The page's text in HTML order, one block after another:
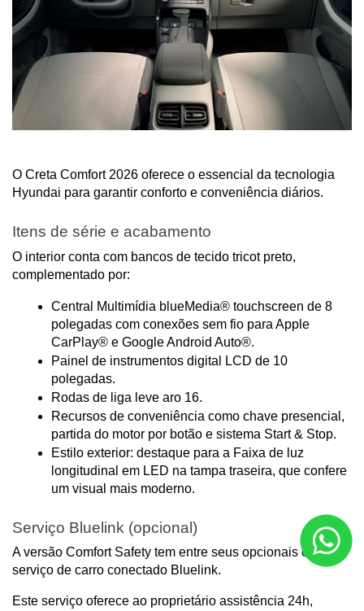
O Creta Comfort 2026 oferece o essencial da tecnologia
Hyundai para garantir conforto e conveniência diários.
Itens de série e acabamento
O interior conta com bancos de tecido tricot preto,
complementado por:
Central Multimídia blueMedia® touchscreen de 8
polegadas com conexões sem fio para Apple
CarPlay® e Google Android Auto®.
Painel de instrumentos digital LCD de 10
polegadas.
Rodas de liga leve aro 16.
Recursos de conveniência como chave presencial,
partida do motor por botão e sistema Start & Stop.
Estilo exterior: destaque para a Faixa de luz
longitudinal em LED na tampa traseira, que confere
um visual mais moderno.
Serviço Bluelink (opcional)
A versão Comfort Safety tem entre seus opcionais o
serviço de carro conectado Bluelink.
Este serviço oferece ao proprietário assistência 24h,